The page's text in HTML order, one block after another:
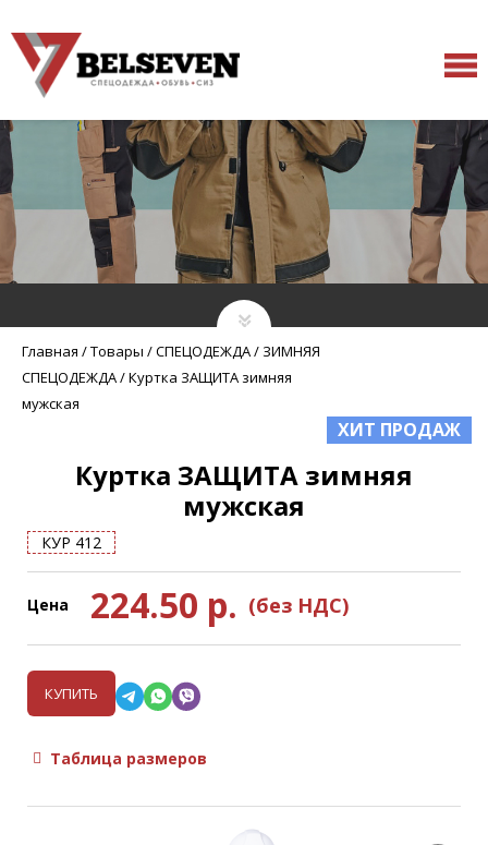
Главная /Товары /СПЕЦОДЕЖДА/ ЗИМНЯЯ
СПЕЦОДЕЖДА/Куртка ЗАЩИТА зимняя
мужская
Куртка ЗАЩИТА зимняя
мужская
КУР 412
ХИТ ПРОДАЖ
Цена 224.50 р. (без НДС)
КУПИТЬ
Таблица размеров